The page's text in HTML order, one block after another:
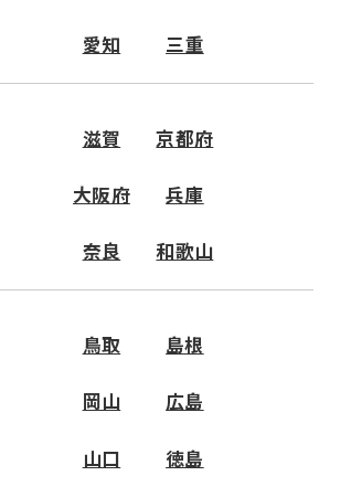
愛知 三重
滋賀 京都府
大阪府 兵庫
奈良 和歌山
鳥取 島根
岡山 広島
山口 徳島